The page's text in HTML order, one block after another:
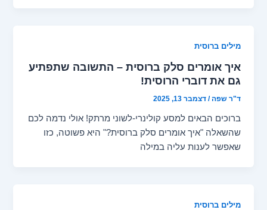
מילים ברוסית
איך אומרים סלק ברוסית – התשובה שתפתיע
גם את דוברי הרוסית!
ד"ר שפה/דצמבר 13, 2025
ברוכים הבאים למסע קולינרי-לשוני מרתק! אולי נדמה לכם
שהשאלה "איך אומרים סלק ברוסית?" היא פשוטה, כזו
שאפשר לענות עליה במילה
מילים ברוסית